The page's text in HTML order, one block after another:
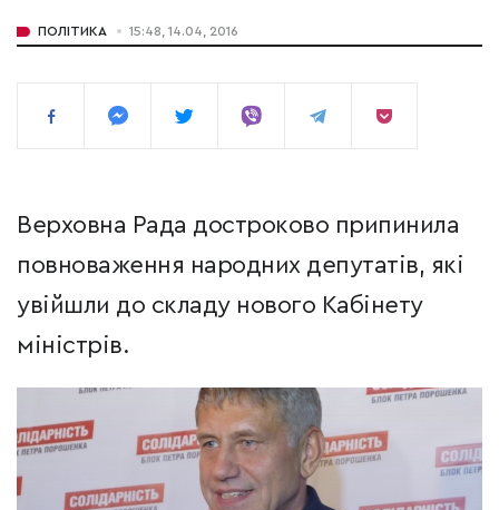
ПОЛІТИКА 15:48, 14.04, 2016
Верховна Рада достроково припинила
повноваження народних депутатів, які
увійшли до складу нового Кабінету
міністрів.